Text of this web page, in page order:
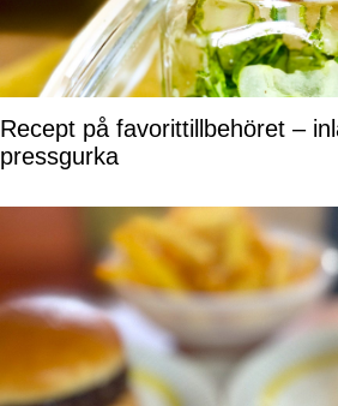
Recept på favorittillbehöret –
pressgurka